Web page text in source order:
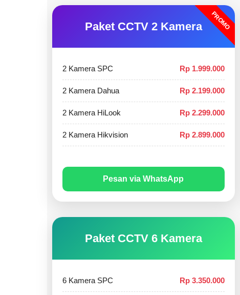
PROMO
Paket CCTV 2 Kamera
2 Kamera SPC Rp 1.999.000
2 Kamera Dahua Rp 2.199.000
2 Kamera HiLook Rp 2.299.000
2 Kamera Hikvision Rp 2.899.000
Pesan via WhatsApp
Paket CCTV 6 Kamera
6 Kamera SPC Rp 3.350.000